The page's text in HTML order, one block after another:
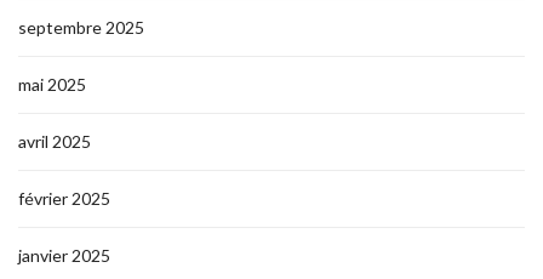
septembre 2025
mai 2025
avril 2025
février 2025
janvier 2025